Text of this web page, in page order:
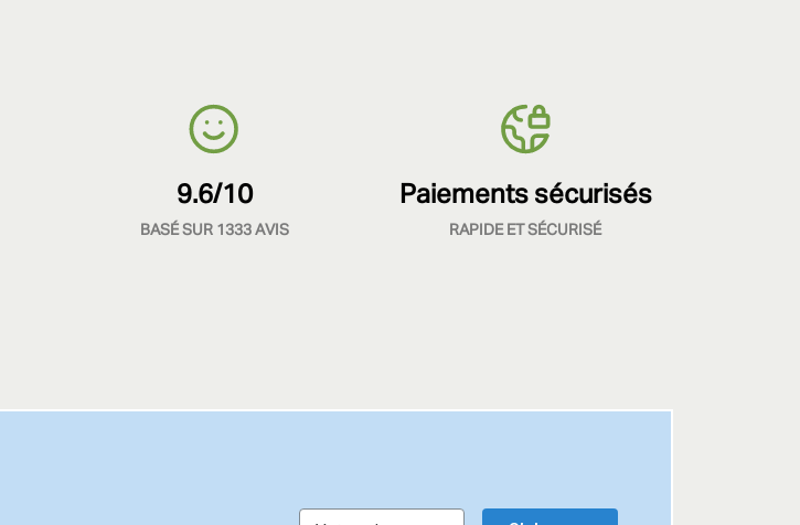
9.6/10
BASÉ SUR 1333 AVIS
Paiements sécurisés
RAPIDE ET SÉCURISÉ